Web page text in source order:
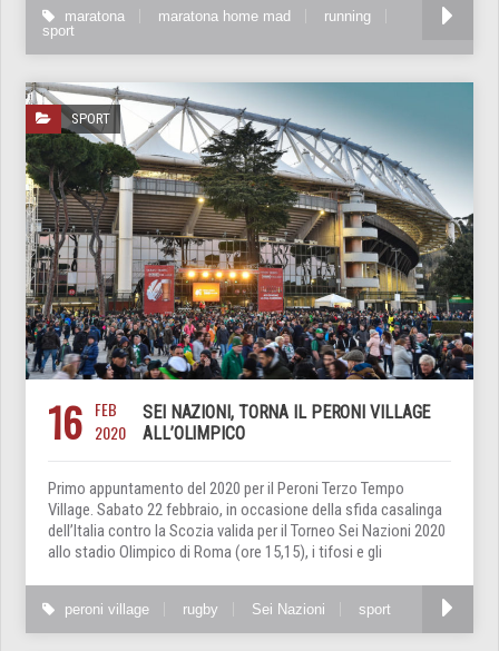
maratona maratona home mad
running
sport
SPORT
16 FEB
2020
SEI NAZIONI, TORNA IL PERONI VILLAGE
ALL’OLIMPICO
Primo appuntamento del 2020 per il Peroni Terzo Tempo
Village. Sabato 22 febbraio, in occasione della sfida casalinga
dell’Italia contro la Scozia valida per il Torneo Sei Nazioni 2020
allo stadio Olimpico di Roma (ore 15,15), i tifosi e gli
peroni village rugby Sei Nazioni sport